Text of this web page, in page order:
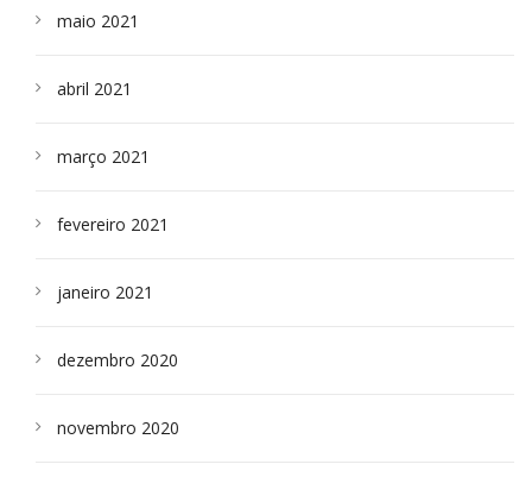
maio 2021
abril 2021
março 2021
fevereiro 2021
janeiro 2021
dezembro 2020
novembro 2020